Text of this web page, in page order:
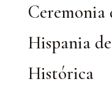
Hispania
Histórica